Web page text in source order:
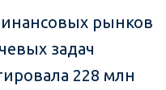
рынков
задач
228 млн